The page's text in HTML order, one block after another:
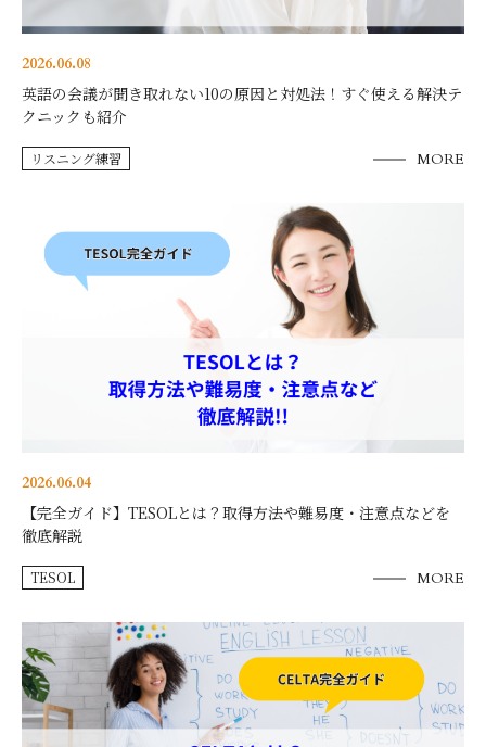
2026.06.08
英語の会議が聞き取れない10の原因と対処法！すぐ使える解決テ
クニックも紹介
リスニング練習 MORE
2026.06.04
【完全ガイド】TESOLとは？取得方法や難易度・注意点などを
徹底解説
TESOL MORE